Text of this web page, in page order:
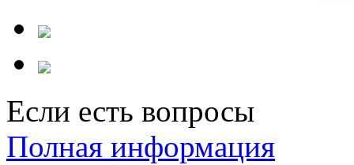
Если есть вопросы
Полная информация